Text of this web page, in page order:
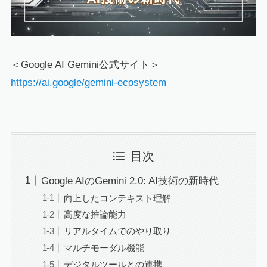
＜Google AI Gemini公式サイト＞
https://ai.google/gemini-ecosystem
目次
Google AIのGemini 2.0: AI技術の新時代
向上したコンテキスト理解
高度な推論能力
リアルタイムでのやり取り
マルチモーダル機能
デジタルツールとの連携